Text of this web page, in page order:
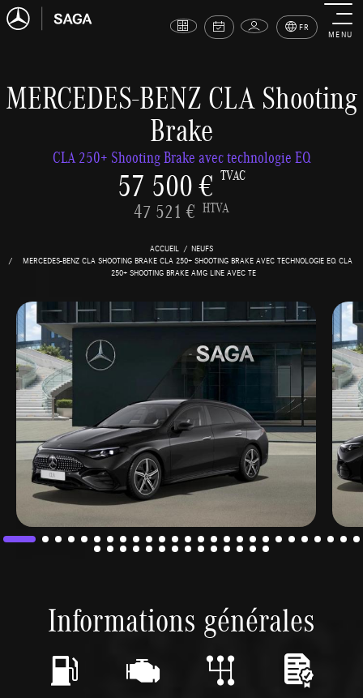
FR
MENU
MERCEDES-BENZ CLA Shooting
Brake
CLA 250+ Shooting Brake avec technologie EQ
57 500 € TVAC
47 521 € HTVA
ACCUEIL
NEUFS
MERCEDES-BENZ CLA SHOOTING BRAKE CLA 250+ SHOOTING BRAKE AVEC TECHNOLOGIE EQ CLA
250+ SHOOTING BRAKE AMG LINE AVEC TE
Informations générales